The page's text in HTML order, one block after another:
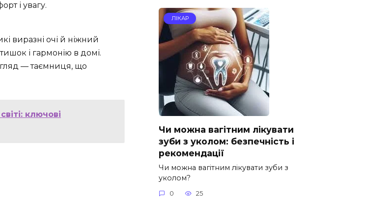
і увагу.
виразні очі й ніжний
і гармонію в домі.
— таємниця, що
ключові
ЛІКАР
Чи можна вагітним лікувати
зуби з уколом: безпечність і
рекомендації
Чи можна вагітним лікувати зуби з
уколом?
0 25